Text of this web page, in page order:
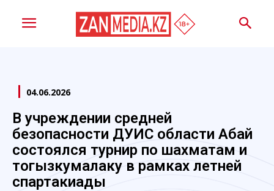
04.06.2026
В учреждении средней
безопасности ДУИС области Абай
состоялся турнир по шахматам и
тогызкумалаку в рамках летней
спартакиады